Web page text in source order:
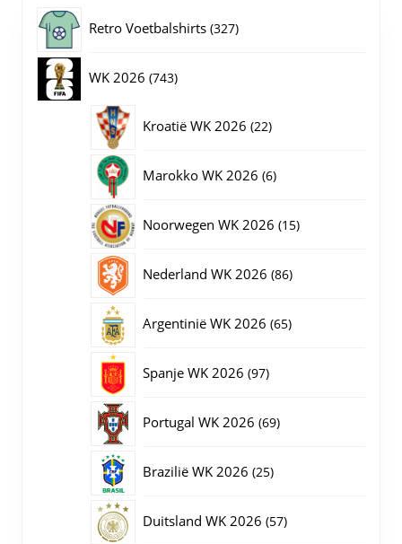
Retro Voetbalshirts 327327
WK 2026 743743
Kroatië WK 2026 2222
Marokko WK 2026 66
Noorwegen WK 2026 1515
Nederland WK 2026 8686
Argentinië WK 2026 6565
Spanje WK 2026 9797
Portugal WK 2026 6969
Brazilië WK 2026 2525
Duitsland WK 2026 5757